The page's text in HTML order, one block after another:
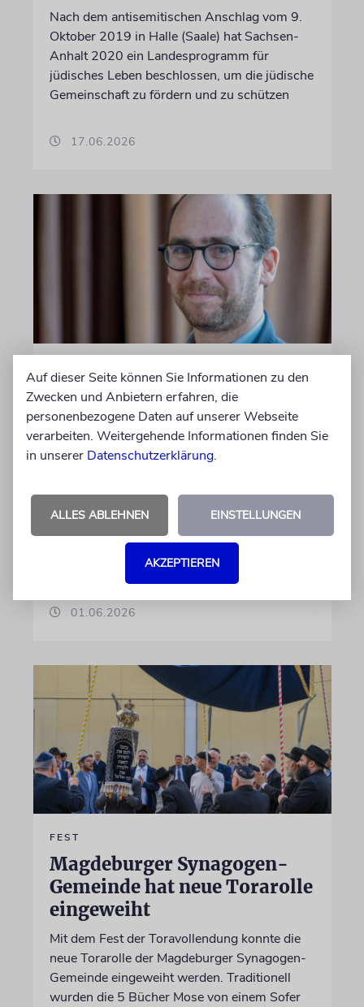
Nach dem antisemitischen Anschlag vom 9.
Oktober 2019 in Halle (Saale) hat Sachsen-
Anhalt 2020 ein Landesprogramm für
jüdisches Leben beschlossen, um die jüdische
Gemeinschaft zu fördern und zu schützen
17.06.2026
Jüdische Gemeinde zeichnet
Jugendengagement mit
Beni-Bloch-Preis aus
»Wir ehren unser langjähriges
erinnern damit an seinen Einsatz für die
Vorstandvorsitzende der Gemeinde, Benjamin
01.06.2026
FEST
Magdeburger Synagogen-
Gemeinde hat neue Torarolle
eingeweiht
Mit dem Fest der Toravollendung konnte die
neue Torarolle der Magdeburger Synagogen-
Gemeinde eingeweiht werden. Traditionell
wurden die 5 Bücher Mose von einem Sofer
Auf dieser Seite können Sie Informationen zu den
Zwecken und Anbietern erfahren, die
personenbezogene Daten auf unserer Webseite
verarbeiten. Weitergehende Informationen finden Sie
in unserer Datenschutzerklärung.
ALLES ABLEHNEN EINSTELLUNGEN
AKZEPTIEREN